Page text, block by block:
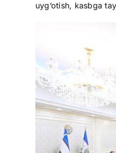
uyg‘otish, kasbga